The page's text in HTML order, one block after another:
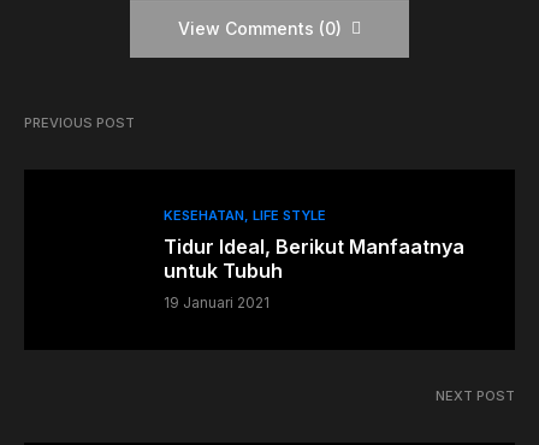
View Comments (0)
PREVIOUS POST
KESEHATAN LIFE STYLE
Tidur Ideal, Berikut Manfaatnya
untuk Tubuh
19 Januari 2021
NEXT POST